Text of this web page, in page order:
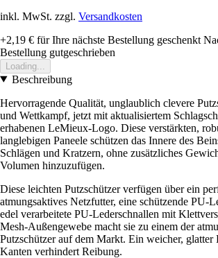
inkl. MwSt. zzgl. Versandkosten
+2,19 € für Ihre nächste Bestellung geschenkt
Bestellung gutgeschrieben
Loading...
Beschreibung
Hervorragende Qualität, unglaublich clevere
und Wettkampf, jetzt mit aktualisiertem
erhabenen LeMieux-Logo. Diese verstärkten,
langlebigen Paneele schützen das Innere des
Schlägen und Kratzern, ohne zusätzliches
Volumen hinzuzufügen.
Diese leichten Putzschützer verfügen über ein
atmungsaktives Netzfutter, eine schützende PU-
edel verarbeitete PU-Lederschnallen mit
Mesh-Außengewebe macht sie zu einem der
Putzschützer auf dem Markt. Ein weicher, glatter
Kanten verhindert Reibung.